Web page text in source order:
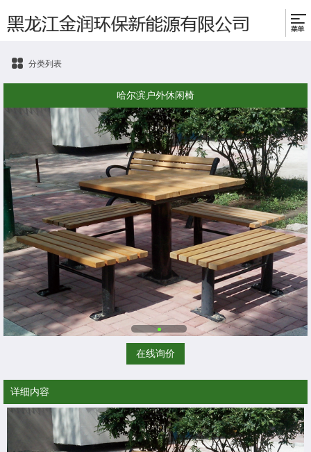
分类列表
哈尔滨户外休闲椅
在线询价
详细内容